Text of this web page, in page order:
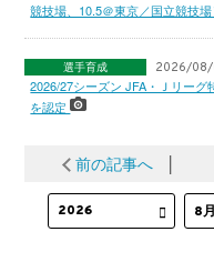
競技場、10.5＠東京／国立競技
選手育成 2026/08/
2026/27シーズン JFA・Ｊリーグ
を認定
前の記事へ